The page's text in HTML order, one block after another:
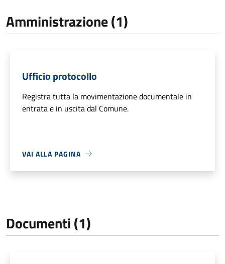
Amministrazione (1)
Ufficio protocollo
Registra tutta la movimentazione documentale in
entrata e in uscita dal Comune.
VAI ALLA PAGINA
Documenti (1)